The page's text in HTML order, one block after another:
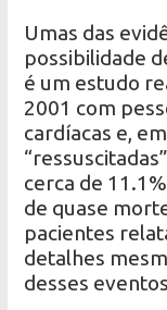
Umas das
possibilidade
é um estudo
2001 com
cardíacas e,
cerca de
de quase
pacientes
detalhes
desses